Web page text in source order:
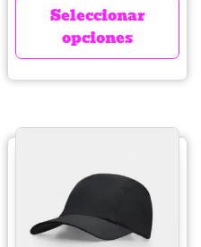
Seleccionar
opciones